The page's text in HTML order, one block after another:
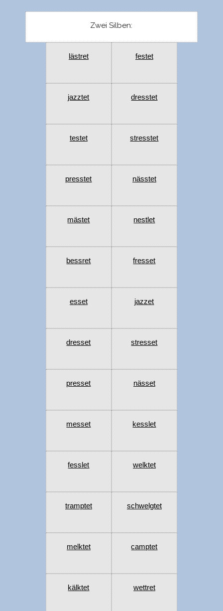
Zwei Silben:
lästret festet
jazztet dresstet
testet stresstet
presstet nässtet
mästet nestlet
bessret fresset
esset jazzet
dresset stresset
presset nässet
messet kesslet
fesslet welktet
tramptet schwelgtet
melktet camptet
kälktet wettret